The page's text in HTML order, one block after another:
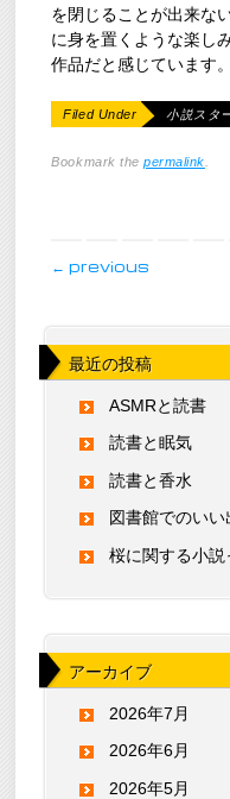
を閉じることが出来な
に身を置くような楽し
作品だと感じています。
Filed Under 小説スタ
Bookmark thepermalink.
post
← previous
最近の投稿
ASMRと読書
読書と眠気
読書と香水
図書館でのいい
桜に関する小説
アーカイブ
2026年7月
2026年6月
2026年5月